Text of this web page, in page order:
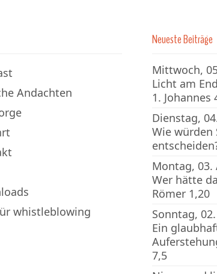
Andachten
whistleblowing
Neueste Beiträge
Mittwoch,
Licht am
1. Johannes
Dienstag,
Wie würden
Montag, 03.
Wer hätte
Römer 1,20
Sonntag,
Ein
7,5